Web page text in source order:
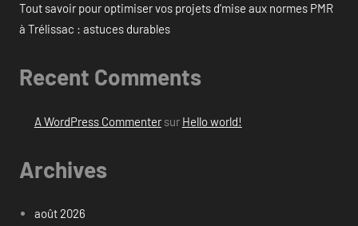
Tout savoir pour optimiser vos projets d’mise aux normes PMR
à Trélissac : astuces durables
Recent Comments
A WordPress Commentersur Hello world!
Archives
août 2026